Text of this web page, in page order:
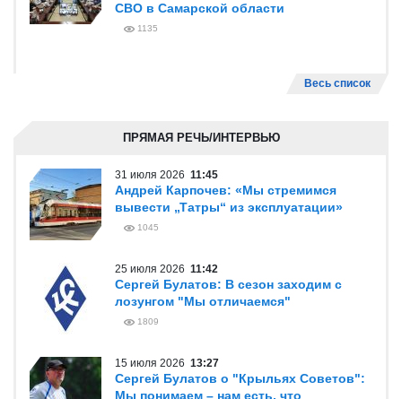
СВО в Самарской области
1135
Весь список
ПРЯМАЯ РЕЧЬ/ИНТЕРВЬЮ
31 июля 2026 11:45
Андрей Карпочев: «Мы стремимся
вывести „Татры“ из эксплуатации»
1045
25 июля 2026 11:42
Сергей Булатов: В сезон заходим с
лозунгом "Мы отличаемся"
1809
15 июля 2026 13:27
Сергей Булатов о "Крыльях Советов":
Мы понимаем – нам есть, что